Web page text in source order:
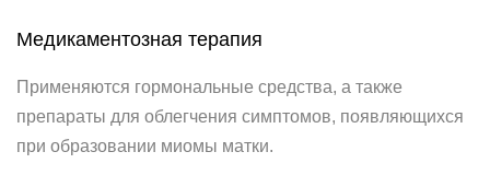
Медикаментозная терапия
Применяются гормональные средства, а также
препараты для облегчения симптомов, появляющихся
при образовании миомы матки.